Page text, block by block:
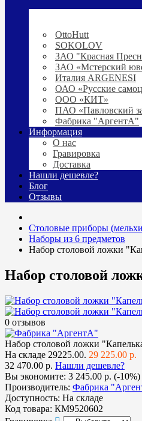
OttoHutt
SOKOLOV
ЗАО "Красная
ЗАО «Мстерский
Италия ARGENESI
ОАО «Русские
ООО «КИТ»
ПАО «Павловский
Фабрика "АргентА"
Информация
О нас
Гравировка
Доставка
Нашли дешевле?
Блог
Отзывы
Столовые приборы
Наборы из 6 предметов
Набор столовой ложки
Набор столовой
0 отзывов
Набор столовой ложки
На складе 29225.00. 29 225.00 р.
32 470.00 р. Нашли дешевле?
Вы экономите: 3 245.00 р. (-10%)
Производитель: Фабрика
Доступность: На складе
Код товара: КМ9520602